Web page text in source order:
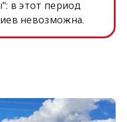
в этот период
невозможна.